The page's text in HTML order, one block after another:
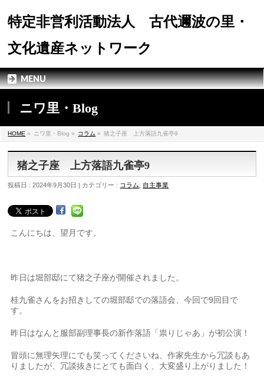
特定非営利活動法人 古代邇波の里・
文化遺産ネットワーク
MENU
ニワ里・Blog
HOME » ニワ里・Blog » コラム » 猪之子座 上方落語九雀亭9
猪之子座 上方落語九雀亭9
投稿日 : 2024年9月30日 | カテゴリー : コラム 自主事業
こんにちは、望月です。
昨日は堀部邸にて猪之子座が開催されました。
桂九雀さんをお招きしての堀部邸での落語会、今回で9回目で
す。
昨日はなんと服部副理事長の新作落語「祟りじゃあ」が初公演！
冒頭に無理矢理にでも笑ってくださいね、作家先生から冗談もあ
りましたが、冗談抜きにとても面白く、大変盛り上がりました！